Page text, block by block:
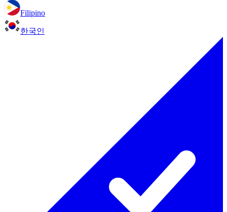
Filipino
한국인